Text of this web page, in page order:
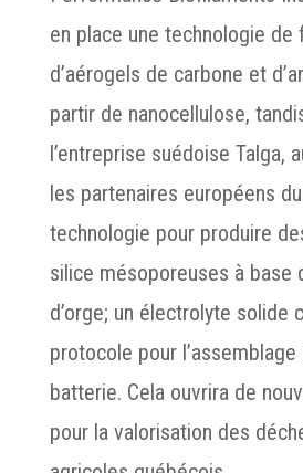
en place une technologie de
d’aérogels de carbone et
partir de nanocellulose,
l’entreprise suédoise Talga,
les partenaires européens
technologie pour produire
silice mésoporeuses à base
d’orge; un électrolyte solide
protocole pour
batterie. Cela ouvrira de
pour la valorisation des